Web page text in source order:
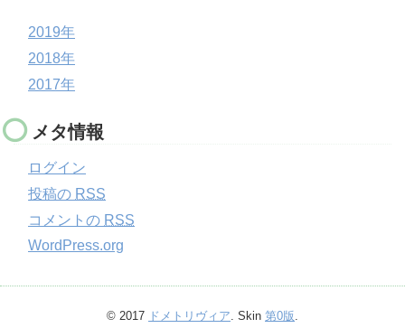
2019年
2018年
2017年
メタ情報
ログイン
投稿の RSS
コメントの RSS
WordPress.org
© 2017 ドメトリヴィア . Skin 第0版